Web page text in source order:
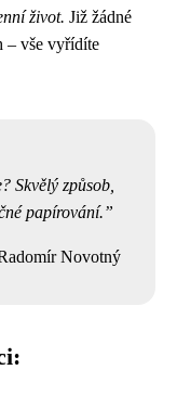
život. Již žádné
– vše vyřídíte
Skvělý způsob,
papírování.
Novotný